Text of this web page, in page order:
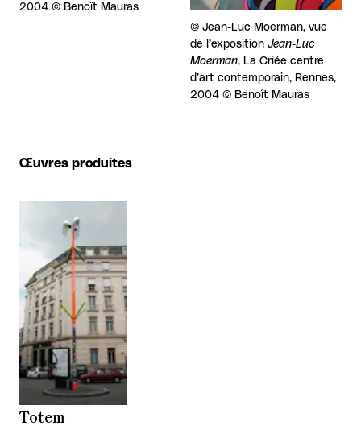
2004 © Benoît Mauras
Droits réservés :
© Jean-Luc Moerman, vue
de l’exposition Jean-Luc
Moerman, La Criée centre
d’art contemporain, Rennes,
2004 © Benoît Mauras
Œuvres produites
Totem